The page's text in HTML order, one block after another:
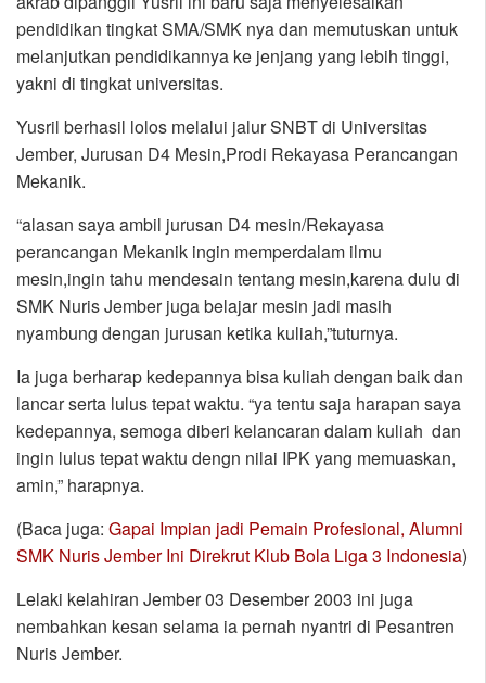
pendidikan tingkat SMA/SMK nya dan memutuskan untuk
melanjutkan pendidikannya ke jenjang yang lebih tinggi,
yakni di tingkat universitas.
Yusril berhasil lolos melalui jalur SNBT di Universitas
Jember, Jurusan D4 Mesin,Prodi Rekayasa Perancangan
Mekanik.
“alasan saya ambil jurusan D4 mesin/Rekayasa
perancangan Mekanik ingin memperdalam ilmu
mesin,ingin tahu mendesain tentang mesin,karena dulu di
SMK Nuris Jember juga belajar mesin jadi masih
nyambung dengan jurusan ketika kuliah,”tuturnya.
Ia juga berharap kedepannya bisa kuliah dengan baik dan
lancar serta lulus tepat waktu. “ya tentu saja harapan saya
kedepannya, semoga diberi kelancaran dalam kuliah dan
ingin lulus tepat waktu dengn nilai IPK yang memuaskan,
amin,” harapnya.
(Baca juga: Gapai Impian jadi Pemain Profesional, Alumni
SMK Nuris Jember Ini Direkrut Klub Bola Liga 3 Indonesia)
Lelaki kelahiran Jember 03 Desember 2003 ini juga
nembahkan kesan selama ia pernah nyantri di Pesantren
Nuris Jember.